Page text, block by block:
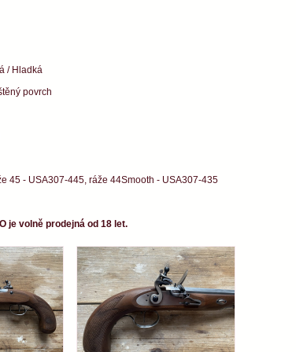
/ Hladká
povrch
45 - USA307-445, ráže 44Smooth - USA307-435
je volně prodejná od 18 let.